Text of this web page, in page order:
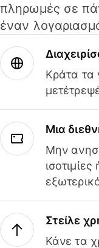
πληρωμές σε
έναν
Κράτα τα
Μια
Μην
Στείλε
Κάνε τα